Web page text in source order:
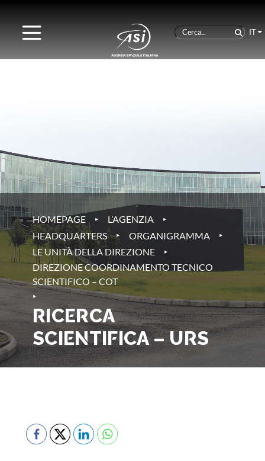
IT
HOMEPAGE ‣ L’AGENZIA ‣
HEADQUARTERS ‣ ORGANIGRAMMA ‣
LE UNITÀ DELLA DIREZIONE ‣
DIREZIONE COORDINAMENTO TECNICO
SCIENTIFICO – COT
‣
RICERCA
SCIENTIFICA – URS